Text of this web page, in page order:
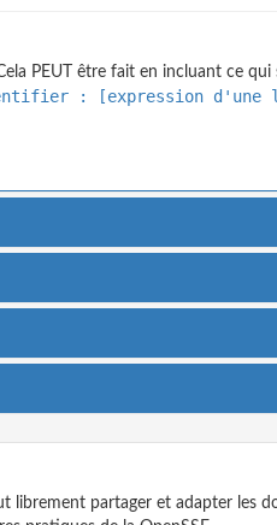
PEUT être fait en incluant ce qui
: [expression d'une
librement partager et adapter les